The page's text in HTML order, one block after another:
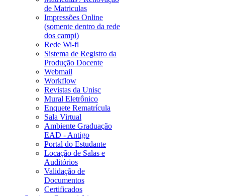
de Matriculas
Impressões Online
(somente dentro da rede
dos campi)
Rede Wi-fi
Sistema de Registro da
Produção Docente
Webmail
Workflow
Revistas da Unisc
Mural Eletrônico
Enquete Rematrícula
Sala Virtual
Ambiente Graduação
EAD - Antigo
Portal do Estudante
Locação de Salas e
Auditórios
Validação de
Documentos
Certificados